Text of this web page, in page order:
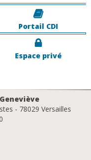
Portail CDI
Espace privé
- 78029 Versailles